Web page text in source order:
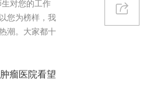
对您的工作
您为榜样，我
潮。大家都十
瘤医院看望